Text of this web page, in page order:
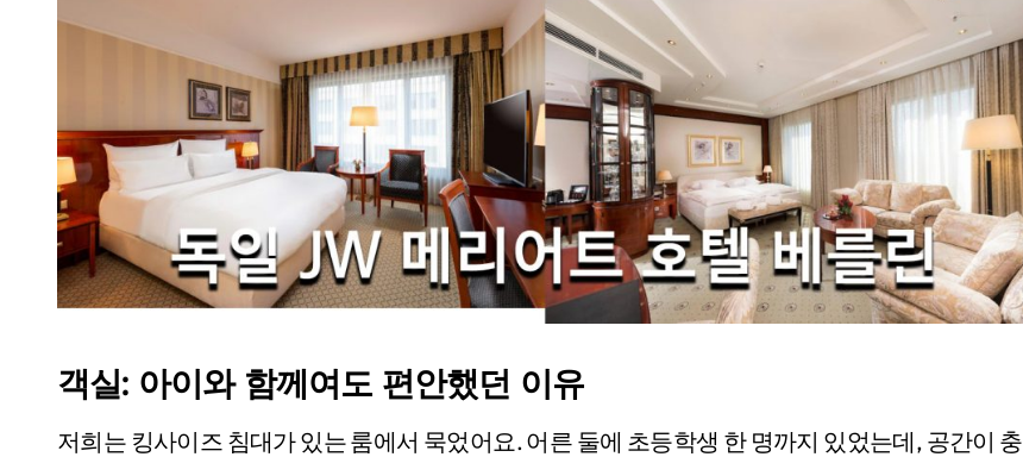
객실: 아이와 함께여도 편안했던 이유
저희는 킹사이즈 침대가 있는 룸에서 묵었어요. 어른 둘에 초등학생 한 명까지 있었는데, 공간이 충